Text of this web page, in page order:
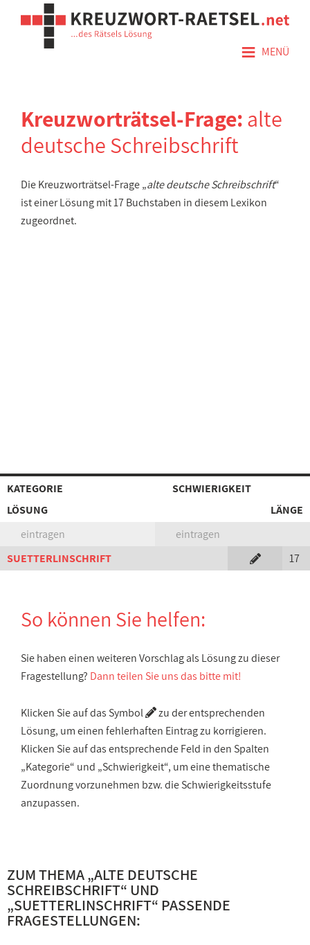
≡ MENÜ
Kreuzworträtsel-Frage:alte
deutsche Schreibschrift
Die Kreuzworträtsel-Frage „alte deutsche Schreibschrift“
ist einer Lösung mit 17 Buchstaben in diesem Lexikon
zugeordnet.
KATEGORIE
SCHWIERIGKEIT
LÖSUNG
LÄNGE
eintragen
eintragen
SUETTERLINSCHRIFT
17
So können Sie helfen:
Sie haben einen weiteren Vorschlag als Lösung zu dieser
Fragestellung? Dann teilen Sie uns das bitte mit!
Klicken Sie auf das Symbol
zu der entsprechenden
Lösung, um einen fehlerhaften Eintrag zu korrigieren.
Klicken Sie auf das entsprechende Feld in den Spalten
„Kategorie“ und „Schwierigkeit“, um eine thematische
Zuordnung vorzunehmen bzw. die Schwierigkeitsstufe
anzupassen.
ZUM THEMA „ALTE DEUTSCHE
SCHREIBSCHRIFT“ UND
„SUETTERLINSCHRIFT“ PASSENDE
FRAGESTELLUNGEN: